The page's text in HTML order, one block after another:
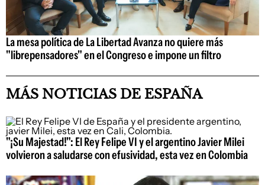
La mesa política de La Libertad Avanza no quiere más
"librepensadores" en el Congreso e impone un filtro
MÁS NOTICIAS DE ESPAÑA
"¡Su Majestad!": El Rey Felipe VI y el argentino Javier Milei
volvieron a saludarse con efusividad, esta vez en Colombia